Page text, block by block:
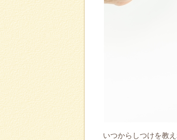
いつからしつけを教